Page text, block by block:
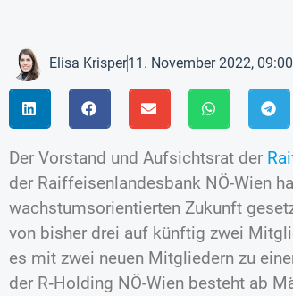
Elisa Krisper11. November 2022, 09:00
Der Vorstand und Aufsichtsrat der
der Raiffeisenlandesbank NÖ-Wien
wachstumsorientierten Zukunft
von bisher drei auf künftig zwei
es mit zwei neuen Mitgliedern zu
der R‑Holding NÖ-Wien besteht ab